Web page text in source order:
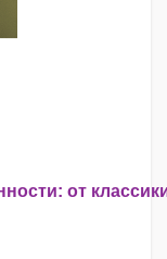
от